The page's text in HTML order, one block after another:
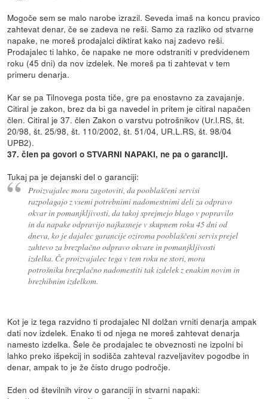
Mogoče sem se malo narobe izrazil. Seveda imaš na koncu pravico
zahtevat denar, če se zadeva ne reši. Samo za razliko od stvarne
napake, ne moreš prodajalci diktirat kako naj zadevo reši.
Prodajalec ti lahko, če napake ne more odstraniti v predvidenem
roku (45 dni) da nov izdelek. Ne moreš pa ti zahtevat v tem
primeru denarja.
Kar se pa Tilnovega posta tiče, gre pa enostavno za zavajanje.
Citiral je zakon, brez da bi ga navedel in pritem je citiral napačen
člen. Citiral je 37. člen Zakon o varstvu potrošnikov (Ur.l.RS, št.
20/98, št. 25/98, št. 110/2002, št. 51/04, UR.L.RS, št. 98/04
UPB2).
37. člen pa govori o STVARNI NAPAKI, ne pa o garanciji.
Tukaj pa je dejanski del o garanciji:
Proizvajalec mora zagotoviti, da pooblaščeni servisi
razpolagajo z vsemi potrebnimi nadomestnimi deli za odpravo
okvar in pomanjkljivosti, da takoj sprejmejo blago v popravilo
in da napake odpravijo najkasneje v skupnem roku 45 dni od
dneva, ko je dajalec garancije oziroma pooblaščeni servis prejel
zahtevo za brezplačno odpravo okvare in pomanjkljivosti
izdelka. Če proizvajalec tega v tem roku ne stori, mora
potrošniku brezplačno nadomestiti tak izdelek z enakim novim in
brezhibnim izdelkom.
Kot je iz tega razvidno ti prodajalec NI dolžan vrniti denarja ampak
dati nov izdelek. Enako ti od njega ne moreš zahtevat denarja
namesto izdelka. Šele če prodajalec te obveznosti ne izpolni bi
lahko preko išpekcij in sodišča zahteval razveljavitev pogodbe in
denar, ampak to je že čisto drugo področje.
Eden od številnih virov o garanciji in stvarni napaki: